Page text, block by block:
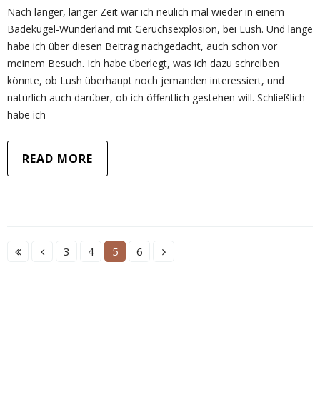
Nach langer, langer Zeit war ich neulich mal wieder in einem
Badekugel-Wunderland mit Geruchsexplosion, bei Lush. Und lange
habe ich über diesen Beitrag nachgedacht, auch schon vor
meinem Besuch. Ich habe überlegt, was ich dazu schreiben
könnte, ob Lush überhaupt noch jemanden interessiert, und
natürlich auch darüber, ob ich öffentlich gestehen will. Schließlich
habe ich
READ MORE
3 4 5 6